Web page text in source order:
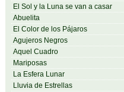
El Sol y la Luna se van a casar
Abuelita
El Color de los Pájaros
Agujeros Negros
Aquel Cuadro
Mariposas
La Esfera Lunar
Lluvia de Estrellas